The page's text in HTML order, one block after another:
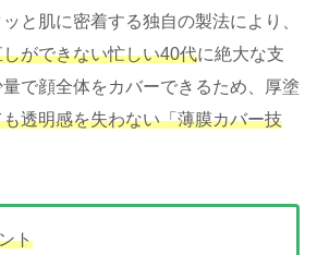
と肌に密着する独自の製法により、
ができない忙しい40代に絶大な支
で顔全体をカバーできるため、厚塗
透明感を失わない「薄膜カバー技
ト